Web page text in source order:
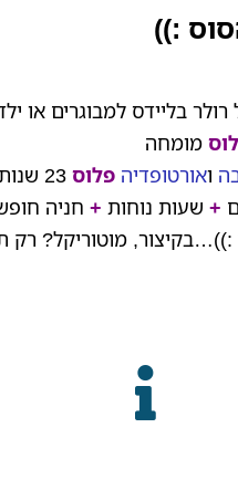
:))
רולר בליידס למבוגרים או
מומחה
ואורטופדיה פלוס 23 שנות ניסיון
+ שעות נוחות + חניה
:))…בקיצור, מוטוריקל? רק